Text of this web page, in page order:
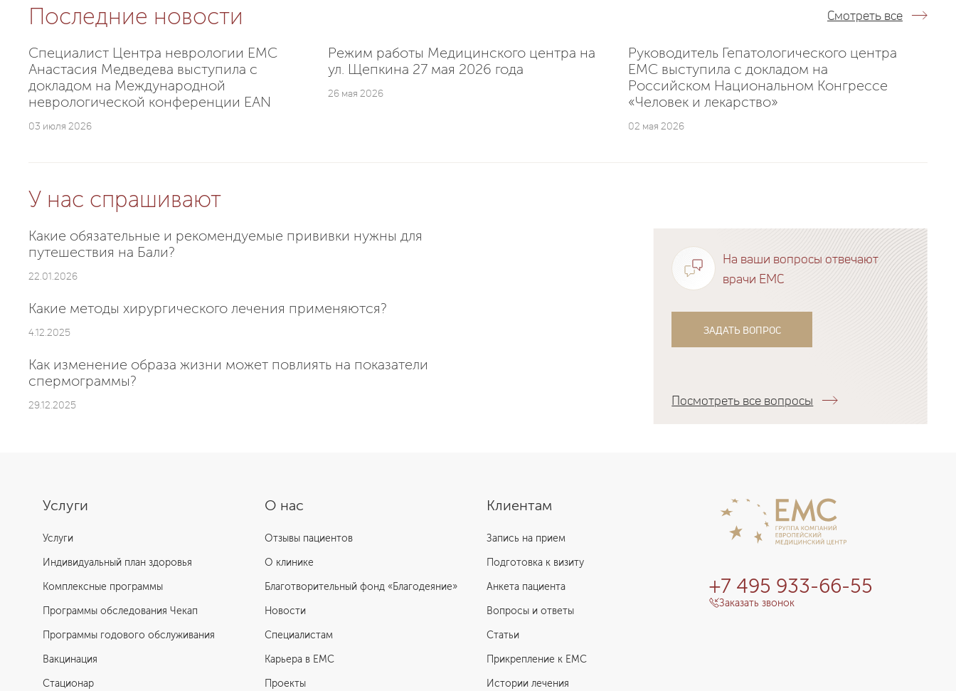
Последние новости
Специалист Центра неврологии EMC
Анастасия Медведева выступила с
докладом на Международной
неврологической конференции EAN
03 июля 2026
Режим работы Медицинского центра на
ул. Щепкина 27 мая 2026 года
26 мая 2026
Руководитель Гепатологического центра
EMC выступила с докладом на
Российском Национальном Конгрессе
«Человек и лекарство»
02 мая 2026
Смотреть все
У нас спрашивают
Какие обязательные и рекомендуемые прививки нужны для
путешествия на Бали?
22.01.2026
Какие методы хирургического лечения применяются?
4.12.2025
Как изменение образа жизни может повлиять на показатели
спермограммы?
29.12.2025
На ваши вопросы отвечают
врачи EMC
ЗАДАТЬ ВОПРОС
Посмотреть все вопросы
О нас
Отзывы пациентов
О клинике
Благотворительный фонд «Благодеяние»
Новости
Специалистам
Карьера в ЕМС
Проекты
Услуги
Услуги
Индивидуальный план здоровья
Комплексные программы
Программы обследования Чекап
Программы годового обслуживания
Вакцинация
Стационар
Клиентам
Запись на прием
Подготовка к визиту
Анкета пациента
Вопросы и ответы
Статьи
Прикрепление к EMC
Истории лечения
+7 495 933-66-55
Заказать звонок